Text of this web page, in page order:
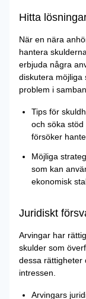
Hitta
När en nära
hantera
erbjuda några
diskutera möjliga
problem i
Tips för
och söka
försöker
Möjliga
som kan
ekonomisk
Juridiskt
Arvingar har
skulder som
dessa rättigheter
intressen.
Arvingars